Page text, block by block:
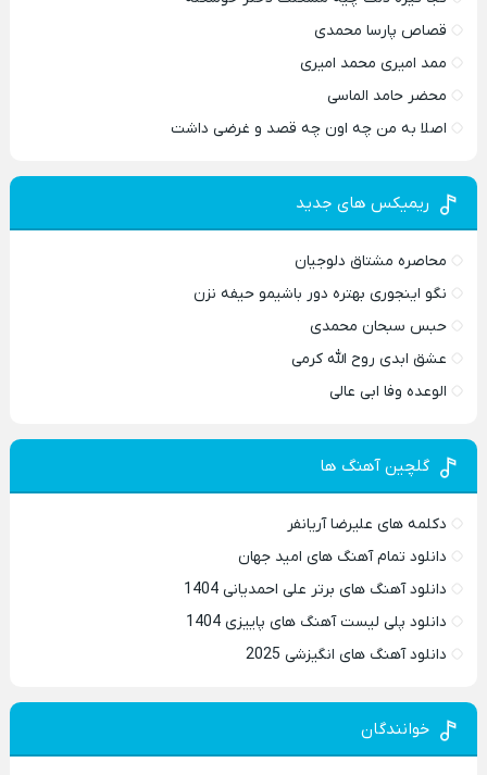
قصاص پارسا محمدی
ممد امیری محمد امیری
محضر حامد الماسی
اصلا به من چه اون چه قصد و غرضی داشت
ریمیکس های جدید
محاصره مشتاق دلوجیان
نگو اینجوری بهتره دور باشیمو حیفه نزن
حبس سبحان محمدی
عشق ابدی روح الله کرمی
الوعده وفا ابی عالی
گلچین آهنگ ها
دکلمه های علیرضا آریانفر
دانلود تمام آهنگ های امید جهان
دانلود آهنگ های برتر علی احمدیانی 1404
دانلود پلی لیست آهنگ های پاییزی 1404
دانلود آهنگ های انگیزشی 2025
خوانندگان